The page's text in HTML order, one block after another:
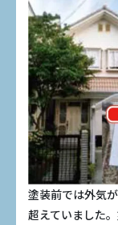
塗装前では外気
超えていました